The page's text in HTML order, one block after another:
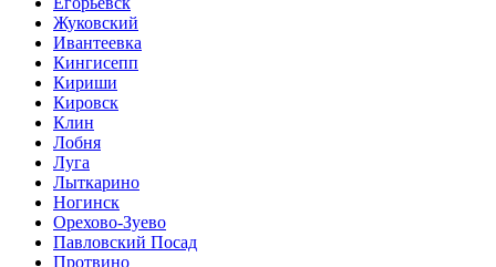
Жуковский
Ивантеевка
Кингисепп
Кириши
Кировск
Клин
Лобня
Луга
Лыткарино
Ногинск
Орехово-Зуево
Павловский Посад
Протвино